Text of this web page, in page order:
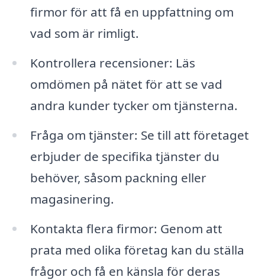
firmor för att få en uppfattning om
vad som är rimligt.
Kontrollera recensioner: Läs
omdömen på nätet för att se vad
andra kunder tycker om tjänsterna.
Fråga om tjänster: Se till att företaget
erbjuder de specifika tjänster du
behöver, såsom packning eller
magasinering.
Kontakta flera firmor: Genom att
prata med olika företag kan du ställa
frågor och få en känsla för deras